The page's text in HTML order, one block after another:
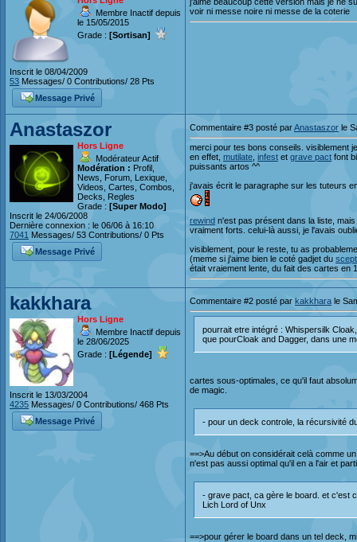
Membre Inactif depuis
le 15/05/2015
Grade : [Sortisan]
Inscrit le 08/04/2009
53 Messages/ 0 Contributions/ 28 Pts
Message Privé
voir ni messe noire ni messe de la coterie
Anastaszor
Hors Ligne
Modérateur Actif
Modération : Profil,
News, Forum, Lexique,
Videos, Cartes, Combos,
Decks, Regles
Grade : [Super Modo]
Inscrit le 24/06/2008
Dernière connexion : le 06/06 à 16:10
7041 Messages/ 53 Contributions/ 0 Pts
Message Privé
Commentaire #3 posté parAnastaszor le
merci pour tes bons conseils. visiblement
en effet, mutilate infest et grave pact font
puissants artos ^^
j'avais écrit le paragraphe sur les tuteurs
rewind n'est pas présent dans la liste,
vraiment forts. celui-là aussi, je l'avais
visiblement, pour le reste, tu as
(meme si j'aime bien le coté gadjet du
était vraiement lente, du fait des cartes en
kakkhara
Hors Ligne
Membre Inactif depuis
le 28/06/2025
Grade : [Légende]
Inscrit le 13/03/2004
4235 Messages/ 0 Contributions/ 468 Pts
Message Privé
Commentaire #2 posté par kakkhara le
pourrait etre intégré : Whispersilk
que pourCloak and Dagger, dans une
cartes sous-optimales, ce qu'il faut
de magic.
- pour un deck controle, la récursivité
==>Au début on considérait celà comme
n'est pas aussi optimal qu'il en a l'air et
- grave pact, ca gère le board. et c'est
Lich Lord of Unx
==>pour gérer le board dans un tel deck,